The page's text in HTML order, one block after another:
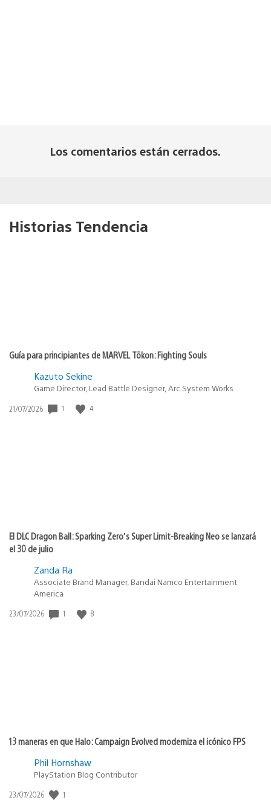
Los comentarios están cerrados.
Historias Tendencia
Guía para principiantes de MARVEL Tōkon: Fighting Souls
Kazuto Sekine
Game Director, Lead Battle Designer, Arc System Works
Fecha
21/07/2026 1 4
El DLC Dragon Ball: Sparking Zero’s Super Limit-Breaking Neo se lanzará
el 30 de julio
Zanda Ra
Associate Brand Manager, Bandai Namco Entertainment
America
Fecha
23/07/2026 1 8
13 maneras en que Halo: Campaign Evolved moderniza el icónico FPS
Phil Hornshaw
PlayStation Blog Contributor
Fecha
23/07/2026 1